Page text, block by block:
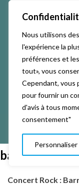
Nous utilisons
l'expérience la
préférences et
tout», vous
Cependant, vous
pour fournir un
d'avis à tous
consentement"
Personnaliser
barrio libre
Concert Rock :